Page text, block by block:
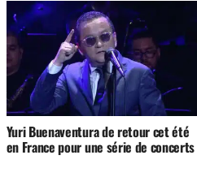
Yuri Buenaventura de retour cet été
en France pour une série de concerts